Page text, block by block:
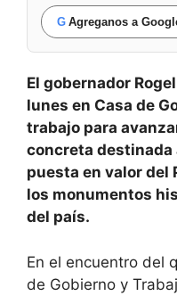
G Agreganos a
El gobernador
lunes en Casa de
trabajo para
concreta destinada
puesta en valor del
los monumentos
del país.
En el encuentro del
de Gobierno y